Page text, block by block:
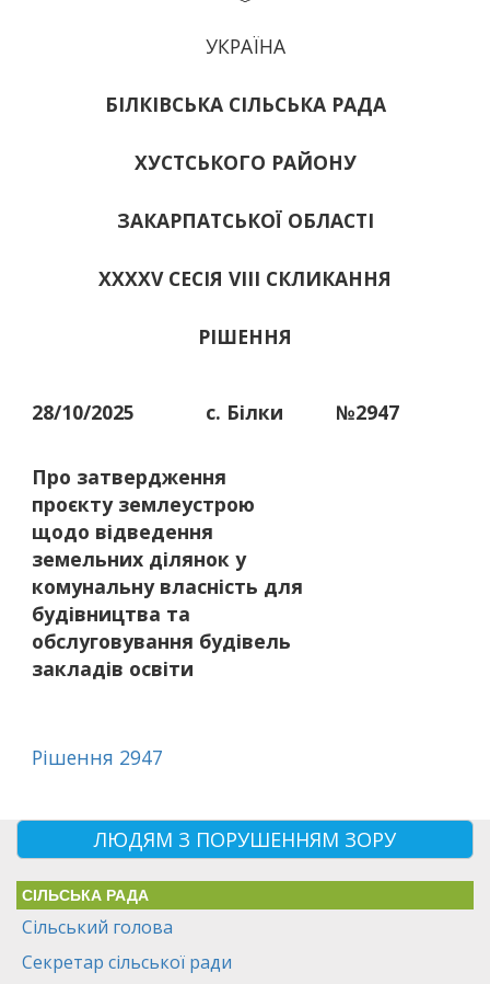
УКРАЇНА
БІЛКІВСЬКА СІЛЬСЬКА РАДА
ХУСТСЬКОГО РАЙОНУ
ЗАКАРПАТСЬКОЇ ОБЛАСТІ
ХХХХV СЕСІЯ VIII СКЛИКАННЯ
РІШЕННЯ
28/10/2025 с. Білки №2947
Про затвердження
проєкту землеустрою
щодо відведення
земельних ділянок у
комунальну власність для
будівництва та
обслуговування будівель
закладів освіти
Рішення 2947
ЛЮДЯМ З ПОРУШЕННЯМ ЗОРУ
СІЛЬСЬКА РАДА
Сільський голова
Секретар сільської ради